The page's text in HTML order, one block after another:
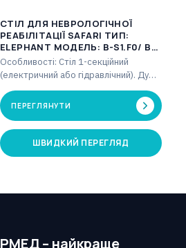
СТІЛ ДЛЯ НЕВРОЛОГІЧНОЇ
РЕАБІЛІТАЦІЇ SAFARI ТИП:
ELEPHANT МОДЕЛЬ: B-S1.F0/ B-
S1.F4
Особливості: Стіл 1-секційний
(електричний або гідравлічний). Дуже
широка поверхня. Двошарова
оббивка з негорючою, біосумісною
та стійкою…
ПЕРЕГЛЯНУТИ
ШВИДКИЙ ПЕРЕГЛЯД
РМЕД – найкраще